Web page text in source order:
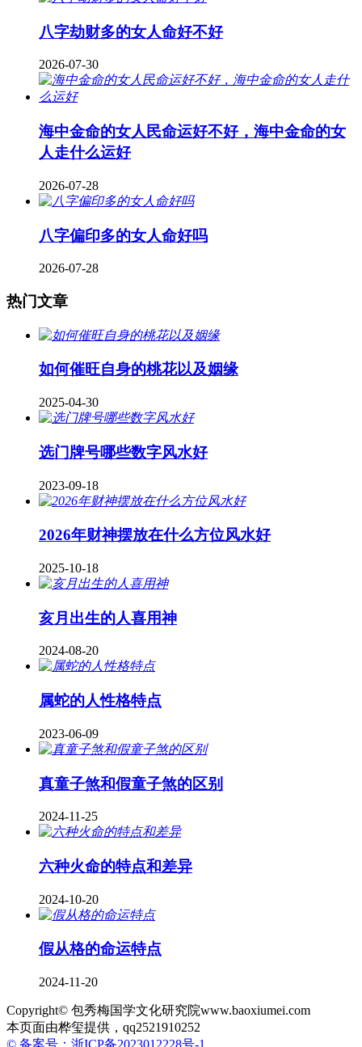
八字劫财多的女人命好不好
2026-07-30
海中金命的女人民命运好不好，海中金命的女
人走什么运好
2026-07-28
八字偏印多的女人命好吗
2026-07-28
热门文章
如何催旺自身的桃花以及姻缘
2025-04-30
​选门牌号哪些数字风水好
2023-09-18
2026年财神摆放在什么方位风水好
2025-10-18
亥月出生的人喜用神
2024-08-20
属蛇的人性格特点
2023-06-09
真童子煞和假童子煞的区别
2024-11-25
六种火命的特点和差异
2024-10-20
假从格的命运特点
2024-11-20
Copyright© 包秀梅国学文化研究院www.baoxiumei.com
本页面由桦玺提供，qq2521910252